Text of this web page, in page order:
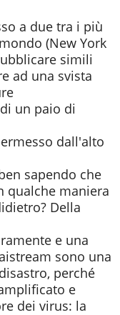
a due tra i più
(New York
simili
ad una svista
un paio di
dall'alto
sapendo che
qualche maniera
Della
e una
sono una
perché
e
dei virus: la